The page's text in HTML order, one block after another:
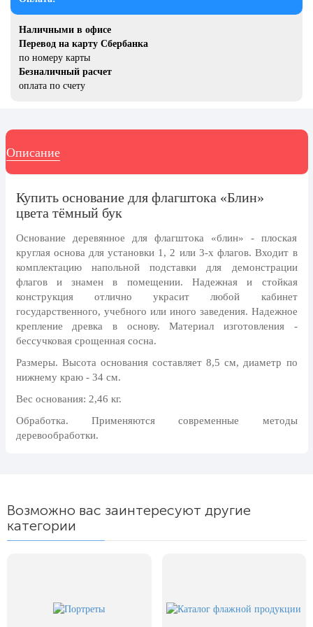
Новогоднее оформление
Рождество Христово
19 января, Крещение Господне
14 февраля, День Святого
Валентина
15 февраля, День памяти о
россиянах...
Масленица
23 февраля, День защитника
Отечества
1 марта, День Бабушек
8 марта, Международный женский
день
1 апреля, День смеха
Апрель, Месячник по
День геолога (первое воскресенье
культурного наследия
9 мая, День Победы
Наличными в офисе
Перевод на карту Сбербанка
по номеру карты
Безналичный расчет
оплата по счету
Описание
Купить основание для флагштока «Блин»
цвета тёмный бук
Основание деревянное для флагштока «блин» - плоская
круглая основа для установки 1, 2 или 3-х флагов. Входит в
комплектацию напольной подставки для демонстрации
флагов и знамен в помещении. Надежная и стойкая
конструкция отлично украсит любой кабинет
государственного, учебного или иного заведения. Надежное
крепление древка в основу. Материал изготовления -
бессучковая срощенная сосна.
Размеры. Высота основания составляет 8,5 см, диаметр по
нижнему краю - 34 см.
Вес основания: 2,46 кг.
Обработка. Применяются современные методы
деревообработки.
Возможно вас заинтересуют другие
категории